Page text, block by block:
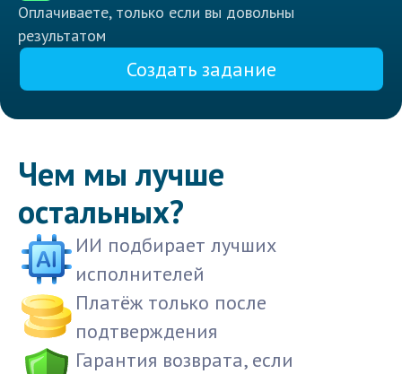
Оплачиваете, только если вы довольны
результатом
Создать задание
Чем мы лучше
остальных?
ИИ подбирает лучших
исполнителей
Платёж только после
подтверждения
Гарантия возврата, если